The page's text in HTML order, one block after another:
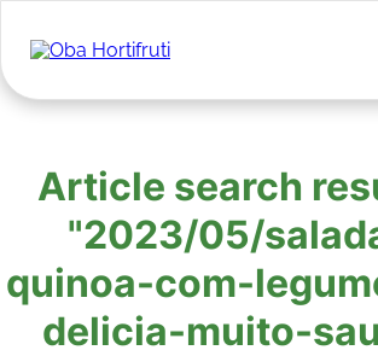
Article search
"2023/05/
quinoa-com-
delicia-muito-